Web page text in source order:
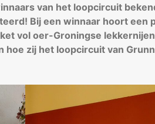
van het loopcircuit
Bij een winnaar hoort een
vol oer-Groningse
hoe zij het loopcircuit van